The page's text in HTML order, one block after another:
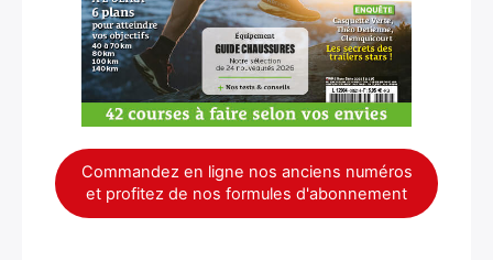
Commandez en ligne nos anciens numéros
et profitez de nos formules d'abonnement